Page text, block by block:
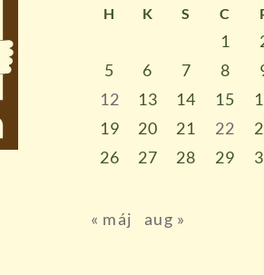
H K S C
1
5
6 7 8
12
13 14 15
19
20 21 22
26
27 28 29
« máj aug »